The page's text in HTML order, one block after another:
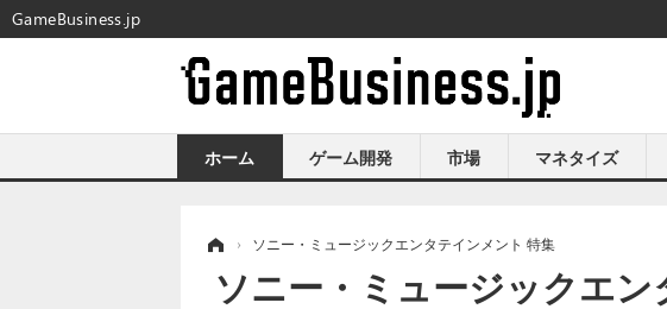
ホーム ゲーム開発 市場 マネタイズ
› ソニー・ミュージックエンタテインメント 特集
ソニー・ミュージックエ
GameBusiness.jp